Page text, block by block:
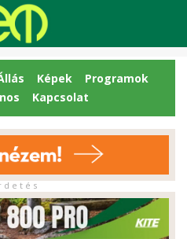
Képek
Programok
Kapcsolat
d e t é s